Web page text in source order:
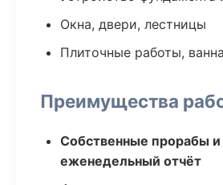
Окна, двери, лестницы
Плиточные работы,
Преимущества
Собственные прорабы
еженедельный отчёт